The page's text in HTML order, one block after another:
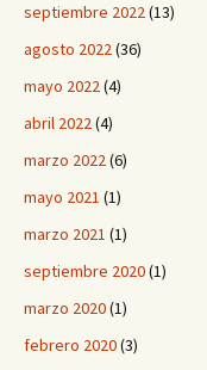
septiembre 2022(13)
agosto 2022(36)
mayo 2022(4)
abril 2022(4)
marzo 2022(6)
mayo 2021 (1)
marzo 2021 (1)
septiembre 2020(1)
marzo 2020(1)
febrero 2020(3)